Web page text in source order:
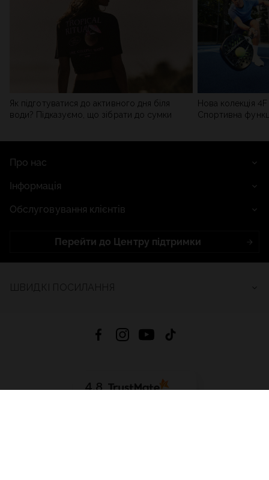
Як підготуватися до активного дня біля
води? Підказуємо, що зібрати до сумки
Нова колекція
Спортивна
Про нас
Інформація
Обслуговування клієнтів
Перейти до Центру підтримки
4.8